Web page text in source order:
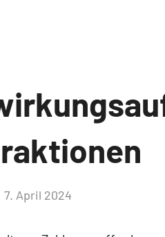
7. April 2024